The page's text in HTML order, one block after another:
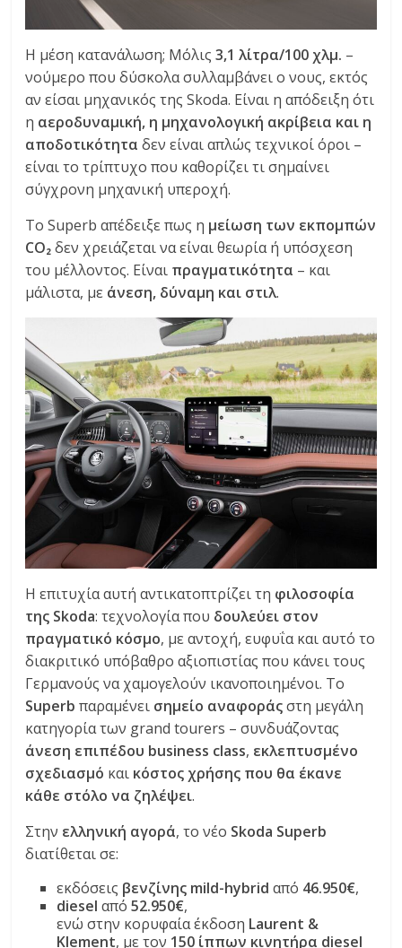
Η μέση κατανάλωση; Μόλις3,1 λίτρα/100 χλμ. –
νούμερο που δύσκολα συλλαμβάνει ο νους, εκτός
αν είσαι μηχανικός της Skoda. Είναι η απόδειξη ότι
η αεροδυναμική, η μηχανολογική ακρίβεια και η
αποδοτικότητα δεν είναι απλώς τεχνικοί όροι –
είναι το τρίπτυχο που καθορίζει τι σημαίνει
σύγχρονη μηχανική υπεροχή.
Το Superb απέδειξε πως η μείωση των εκπομπών
CO₂δεν χρειάζεται να είναι θεωρία ή υπόσχεση
του μέλλοντος. Είναι πραγματικότητα – και
μάλιστα, με άνεση, δύναμη και στιλ.
Η επιτυχία αυτή αντικατοπτρίζει τη φιλοσοφία
της Skoda: τεχνολογία που δουλεύει στον
πραγματικό κόσμο, με αντοχή, ευφυΐα και αυτό το
διακριτικό υπόβαθρο αξιοπιστίας που κάνει τους
Γερμανούς να χαμογελούν ικανοποιημένοι. Το
Superb παραμένει σημείο αναφοράςστη μεγάλη
κατηγορία των grand tourers – συνδυάζοντας
άνεση επιπέδου business class, εκλεπτυσμένο
σχεδιασμό και κόστος χρήσης που θα έκανε
κάθε στόλο να ζηλέψει.
Στην ελληνική αγορά, το νέο Skoda Superb
διατίθεται σε:
εκδόσεις βενζίνης mild-hybrid από 46.950€,
diesel από52.950€,
ενώ στην κορυφαία έκδοση Laurent &
Klement, με τον 150 ίππων κινητήρα diesel